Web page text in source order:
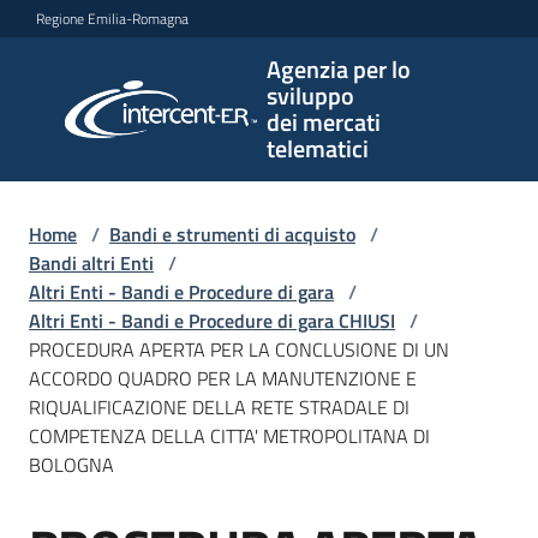
Vai al contenuto
Vai alla navigazione
Vai al footer
Regione Emilia-Romagna
Agenzia per lo
sviluppo
dei mercati
telematici
per lo
sviluppo
telematici
L'Agenzia
Bandi
e
di
Home / Bandi e strumenti di acquisto /
Bandi altri Enti /
Altri Enti - Bandi e Procedure di gara /
Altri Enti - Bandi e Procedure di gara CHIUSI /
PROCEDURA APERTA PER LA CONCLUSIONE DI UN
ACCORDO QUADRO PER LA MANUTENZIONE E
RIQUALIFICAZIONE DELLA RETE STRADALE DI
COMPETENZA DELLA CITTA' METROPOLITANA DI
BOLOGNA
Salta al contenuto